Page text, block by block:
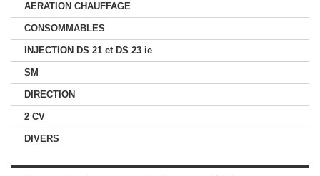
AERATION CHAUFFAGE
CONSOMMABLES
INJECTION DS 21 et DS 23 ie
SM
DIRECTION
2 CV
DIVERS